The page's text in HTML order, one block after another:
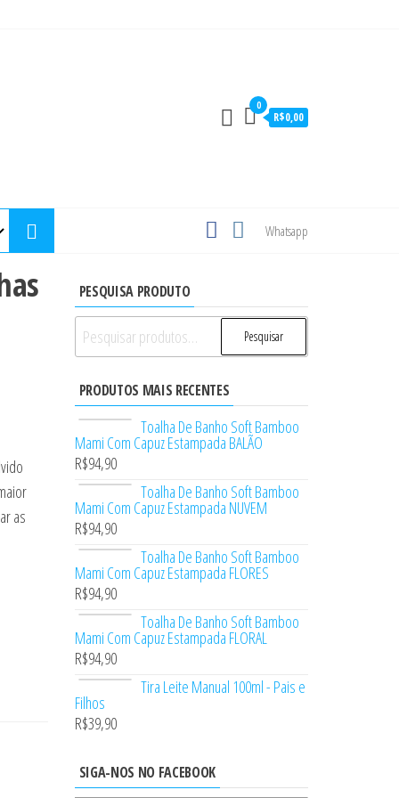
0
R$0,00
Whatsapp
as
PESQUISA PRODUTO
Pesquisar
por:
Pesquisar
PRODUTOS MAIS RECENTES
Toalha De Banho Soft Bamboo
Mami Com Capuz Estampada BALÃO
R$94,90
Toalha De Banho Soft Bamboo
Mami Com Capuz Estampada NUVEM
R$94,90
Toalha De Banho Soft Bamboo
Mami Com Capuz Estampada FLORES
R$94,90
Toalha De Banho Soft Bamboo
Mami Com Capuz Estampada FLORAL
R$94,90
Tira Leite Manual 100ml - Pais e
Filhos
R$39,90
SIGA-NOS NO FACEBOOK